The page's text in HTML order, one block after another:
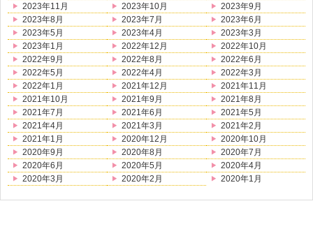
2023年11月
2023年10月
2023年9月
2023年8月
2023年7月
2023年6月
2023年5月
2023年4月
2023年3月
2023年1月
2022年12月
2022年10月
2022年9月
2022年8月
2022年6月
2022年5月
2022年4月
2022年3月
2022年1月
2021年12月
2021年11月
2021年10月
2021年9月
2021年8月
2021年7月
2021年6月
2021年5月
2021年4月
2021年3月
2021年2月
2021年1月
2020年12月
2020年10月
2020年9月
2020年8月
2020年7月
2020年6月
2020年5月
2020年4月
2020年3月
2020年2月 2020年1月